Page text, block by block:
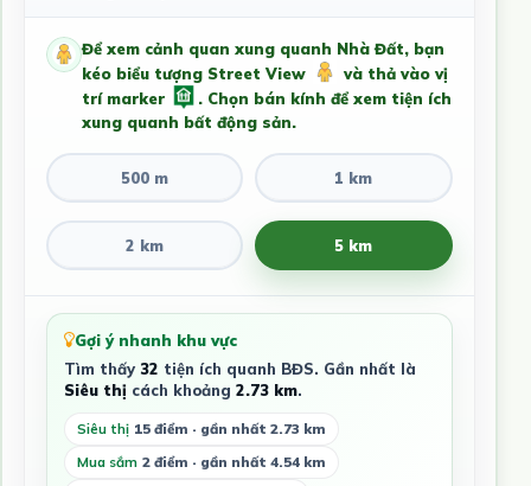
Để xem cảnh quan xung quanh Nhà Đất, bạn
kéo biểu tượng Street View
và thả vào vị
trí marker
. Chọn bán kính để xem tiện ích
xung quanh bất động sản.
500 m 1 km
2 km 5 km
Gợi ý nhanh khu vực
Tìm thấy 32 tiện ích quanh BĐS. Gần nhất là
Siêu thị cách khoảng 2.73 km.
Siêu thị 15 điểm · gần nhất 2.73 km
Mua sắm 2 điểm · gần nhất 4.54 km